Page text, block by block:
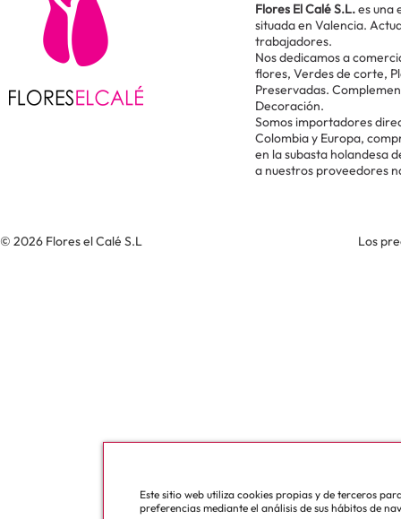
Flores El Calé S.L.es una
situada en Valencia.
trabajadores.
Nos dedicamos a
flores, Verdes de corte,
Preservadas.
Decoración.
Somos importadores
Colombia y Europa,
en la subasta holandesa
a nuestros proveedores
© 2026 Flores el Calé S.L Los
Este sitio web utiliza cookies propias y de terceros
preferencias mediante el análisis de sus hábitos de